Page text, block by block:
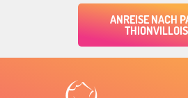
ANREISE NACH
THIONVILLOIS